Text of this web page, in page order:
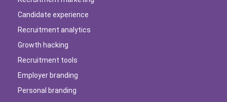
Candidate experience
Recruitment analytics
Growth hacking
Recruitment tools
Employer branding
Personal branding